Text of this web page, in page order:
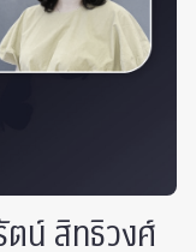
น์ สิทธิวงศ์